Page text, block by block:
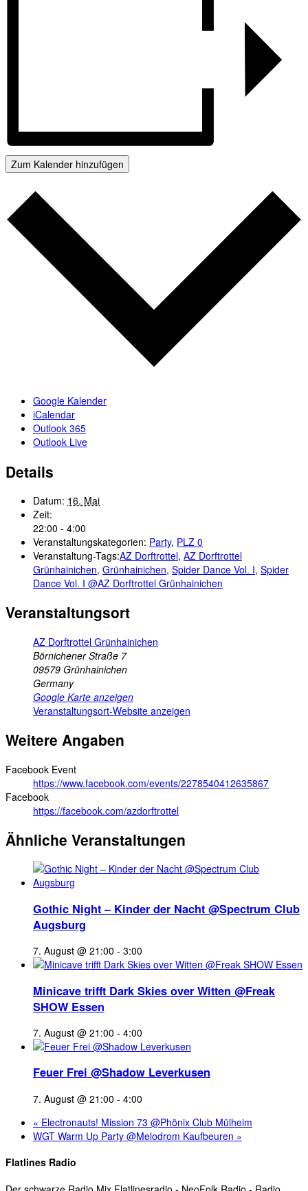
Zum Kalender hinzufügen
Google Kalender
iCalendar
Outlook 365
Outlook Live
Details
Datum: 16. Mai
Zeit:
22:00 - 4:00
Veranstaltungskategorien: Party, PLZ 0
Veranstaltung-Tags:AZ Dorftrottel, AZ Dorftrottel
Grünhainichen, Grünhainichen, Spider Dance Vol. I, Spider
Dance Vol. I @AZ Dorftrottel Grünhainichen
Veranstaltungsort
AZ Dorftrottel Grünhainichen
Börnichener Straße 7
09579 Grünhainichen
Germany
Google Karte anzeigen
Veranstaltungsort-Website anzeigen
Weitere Angaben
Facebook Event
https://www.facebook.com/events/2278540412635867
Facebook
https://facebook.com/azdorftrottel
Ähnliche Veranstaltungen
Gothic Night – Kinder der Nacht @Spectrum Club
Augsburg
7. August @ 21:00 - 3:00
Minicave trifft Dark Skies over Witten @Freak
SHOW Essen
7. August @ 21:00 - 4:00
Feuer Frei @Shadow Leverkusen
7. August @ 21:00 - 4:00
« Electronauts! Mission 73 @Phönix Club Mülheim
WGT Warm Up Party @Melodrom Kaufbeuren »
Flatlines Radio